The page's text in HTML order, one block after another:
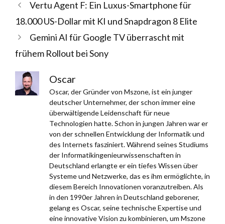
Vertu Agent F: Ein Luxus-Smartphone für
18.000 US-Dollar mit KI und Snapdragon 8 Elite
Gemini AI für Google TV überrascht mit
frühem Rollout bei Sony
Oscar
Oscar, der Gründer von Mszone, ist ein junger
deutscher Unternehmer, der schon immer eine
überwältigende Leidenschaft für neue
Technologien hatte. Schon in jungen Jahren war er
von der schnellen Entwicklung der Informatik und
des Internets fasziniert. Während seines Studiums
der Informatikingenieurwissenschaften in
Deutschland erlangte er ein tiefes Wissen über
Systeme und Netzwerke, das es ihm ermöglichte, in
diesem Bereich Innovationen voranzutreiben. Als
in den 1990er Jahren in Deutschland geborener,
gelang es Oscar, seine technische Expertise und
eine innovative Vision zu kombinieren, um Mszone